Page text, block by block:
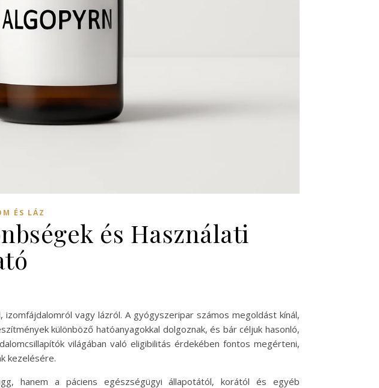
ÉS LÁZ
és Használati
vagy lázról. A gyógyszeripar számos megoldást kínál,
különböző hatóanyagokkal dolgoznak, és bár céljuk hasonló,
világában való eligibilitás érdekében fontos megérteni,
kezelésére.
hanem a páciens egészségügyi állapotától, korától és egyéb